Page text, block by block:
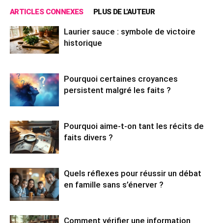
ARTICLES CONNEXES PLUS DE L'AUTEUR
Laurier sauce : symbole de victoire
historique
Pourquoi certaines croyances
persistent malgré les faits ?
Pourquoi aime-t-on tant les récits de
faits divers ?
Quels réflexes pour réussir un débat
en famille sans s’énerver ?
Comment vérifier une information